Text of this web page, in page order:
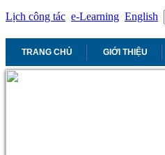
Lịch công tác e-Learning English
TRANG CHỦ GIỚI THIỆU